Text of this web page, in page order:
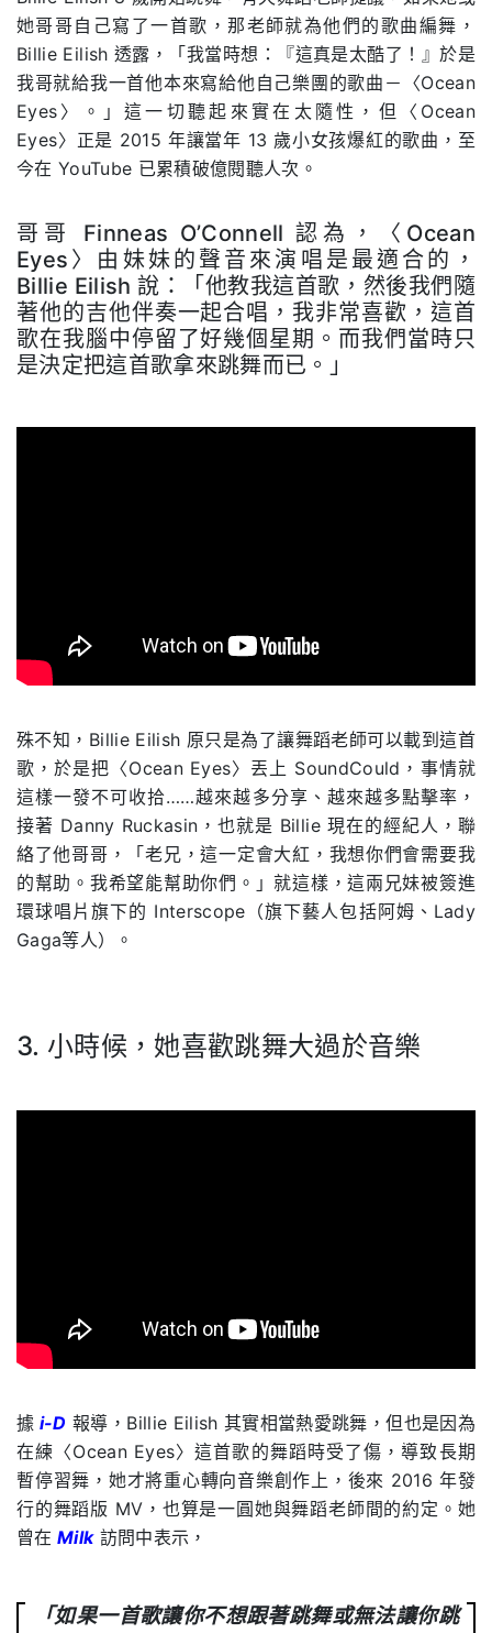
她哥哥自己寫了一首歌，那老師就為他們的歌曲編舞，
Billie Eilish 透露，「我當時想：『這真是太酷了！』於是
我哥就給我一首他本來寫給他自己樂團的歌曲－〈Ocean
Eyes〉。」這一切聽起來實在太隨性，但〈Ocean
Eyes〉正是 2015 年讓當年 13 歲小女孩爆紅的歌曲，至
今在 YouTube 已累積破億閱聽人次。
哥哥 Finneas O’Connell 認為，〈Ocean
Eyes〉由妹妹的聲音來演唱是最適合的，
Billie Eilish 說：「他教我這首歌，然後我們隨
著他的吉他伴奏一起合唱，我非常喜歡，這首
歌在我腦中停留了好幾個星期。而我們當時只
是決定把這首歌拿來跳舞而已。」
殊不知，Billie Eilish 原只是為了讓舞蹈老師可以載到這首
歌，於是把〈Ocean Eyes〉丟上 SoundCould，事情就
這樣一發不可收拾……越來越多分享、越來越多點擊率，
接著 Danny Ruckasin，也就是 Billie 現在的經紀人，聯
絡了他哥哥，「老兄，這一定會大紅，我想你們會需要我
的幫助。我希望能幫助你們。」就這樣，這兩兄妹被簽進
環球唱片旗下的 Interscope（旗下藝人包括阿姆、Lady
Gaga等人）。
3. 小時候，她喜歡跳舞大過於音樂
據 i-D 報導，Billie Eilish 其實相當熱愛跳舞，但也是因為
在練〈Ocean Eyes〉這首歌的舞蹈時受了傷，導致長期
暫停習舞，她才將重心轉向音樂創作上，後來 2016 年發
行的舞蹈版 MV，也算是一圓她與舞蹈老師間的約定。她
曾在 Milk 訪問中表示，
「如果一首歌讓你不想跟著跳舞或無法讓你跳